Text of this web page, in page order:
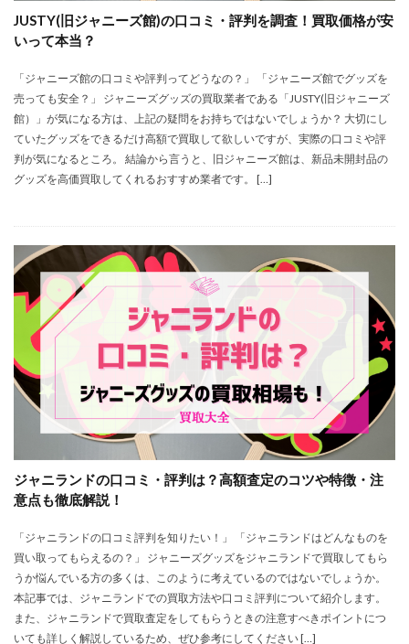
JUSTY(旧ジャニーズ館)の口コミ・評判を調査！買取価格が安
いって本当？
「ジャニーズ館の口コミや評判ってどうなの？」 「ジャニーズ館でグッズを
売っても安全？」 ジャニーズグッズの買取業者である「JUSTY(旧ジャニーズ
館）」が気になる方は、上記の疑問をお持ちではないでしょうか？ 大切にし
ていたグッズをできるだけ高額で買取して欲しいですが、実際の口コミや評
判が気になるところ。 結論から言うと、旧ジャニーズ館は、新品未開封品の
グッズを高価買取してくれるおすすめ業者です。 […]
ジャニランドの口コミ・評判は？高額査定のコツや特徴・注
意点も徹底解説！
「ジャニランドの口コミ評判を知りたい！」 「ジャニランドはどんなものを
買い取ってもらえるの？」 ジャニーズグッズをジャニランドで買取してもら
うか悩んでいる方の多くは、このように考えているのではないでしょうか。
本記事では、ジャニランドでの買取方法や口コミ評判について紹介します。
また、ジャニランドで買取査定をしてもらうときの注意すべきポイントにつ
いても詳しく解説しているため、ぜひ参考にしてください […]